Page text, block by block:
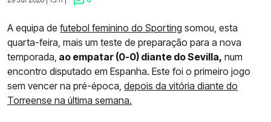
A equipa de futebol feminino do Sporting somou, esta
quarta-feira, mais um teste de preparação para a nova
temporada, ao empatar (0-0) diante do Sevilla, num
encontro disputado em Espanha. Este foi o primeiro jogo
sem vencer na pré-época, depois da vitória diante do
Torreense na última semana.